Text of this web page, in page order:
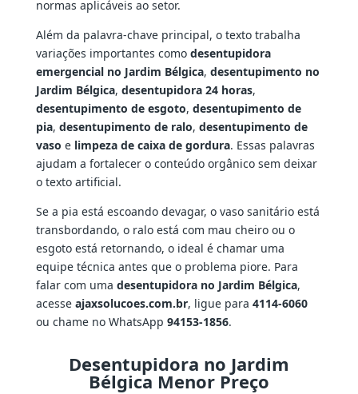
normas aplicáveis ao setor.
Além da palavra-chave principal, o texto trabalha
variações importantes como desentupidora
emergencial no Jardim Bélgica, desentupimento no
Jardim Bélgica, desentupidora 24 horas,
desentupimento de esgoto, desentupimento de
pia, desentupimento de ralo, desentupimento de
vaso e limpeza de caixa de gordura. Essas palavras
ajudam a fortalecer o conteúdo orgânico sem deixar
o texto artificial.
Se a pia está escoando devagar, o vaso sanitário está
transbordando, o ralo está com mau cheiro ou o
esgoto está retornando, o ideal é chamar uma
equipe técnica antes que o problema piore. Para
falar com uma desentupidora no Jardim Bélgica,
acesse ajaxsolucoes.com.br, ligue para 4114-6060
ou chame no WhatsApp 94153-1856.
Desentupidora no Jardim
Bélgica Menor Preço